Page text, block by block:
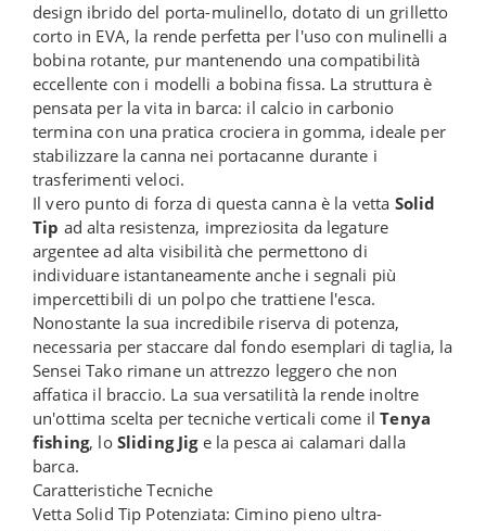
design ibrido del porta-mulinello, dotato di un grilletto
corto in EVA, la rende perfetta per l'uso con mulinelli a
bobina rotante, pur mantenendo una compatibilità
eccellente con i modelli a bobina fissa. La struttura è
pensata per la vita in barca: il calcio in carbonio
termina con una pratica crociera in gomma, ideale per
stabilizzare la canna nei portacanne durante i
trasferimenti veloci.
Il vero punto di forza di questa canna è la vetta Solid
Tip ad alta resistenza, impreziosita da legature
argentee ad alta visibilità che permettono di
individuare istantaneamente anche i segnali più
impercettibili di un polpo che trattiene l'esca.
Nonostante la sua incredibile riserva di potenza,
necessaria per staccare dal fondo esemplari di taglia, la
Sensei Tako rimane un attrezzo leggero che non
affatica il braccio. La sua versatilità la rende inoltre
un'ottima scelta per tecniche verticali come ilTenya
fishing, lo Sliding Jige la pesca ai calamari dalla
barca.
Caratteristiche Tecniche
Vetta Solid Tip Potenziata: Cimino pieno ultra-